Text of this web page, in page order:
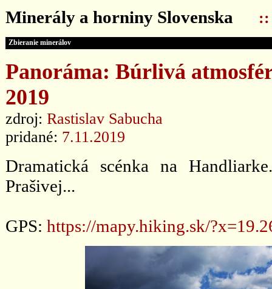
Minerály a horniny Slovenska ::
Zbieranie minerálov
Panoráma: Búrlivá
2019
zdroj: Rastislav Sabucha
pridané: 7.11.2019
Dramatická scénka na
Prašivej...
GPS: https://mapy.hiking.sk/